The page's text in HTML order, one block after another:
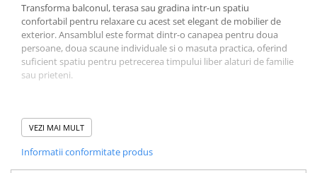
Transforma balconul, terasa sau gradina intr-un spatiu
confortabil pentru relaxare cu acest set elegant de mobilier de
exterior. Ansamblul este format dintr-o canapea pentru doua
persoane, doua scaune individuale si o masuta practica, oferind
suficient spatiu pentru petrecerea timpului liber alaturi de familie
sau prieteni.
VEZI MAI MULT
Informatii conformitate produs